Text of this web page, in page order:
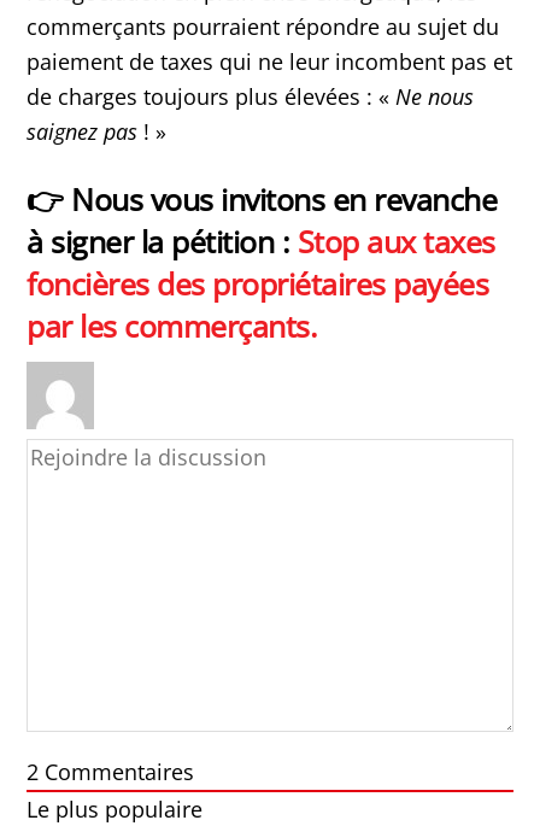
commerçants pourraient répondre au sujet du
paiement de taxes qui ne leur incombent pas et
de charges toujours plus élevées : «Ne nous
saignez pas ! »
👉 Nous vous invitons en revanche
à signer la pétition : Stop aux taxes
foncières des propriétaires payées
par les commerçants.
2 Commentaires
Le plus populaire